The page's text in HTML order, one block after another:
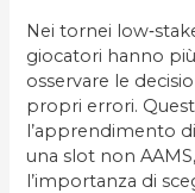
Nei tornei
giocatori hanno
osservare le
propri errori.
l’apprendimento
una slot non
l’importanza di